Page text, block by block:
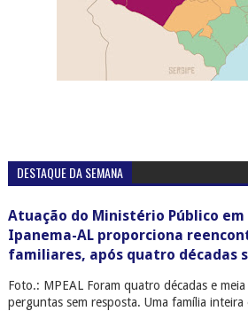
DESTAQUE DA SEMANA
Atuação do Ministério Público em
Ipanema-AL proporciona
familiares, após quatro décadas
Foto.: MPEAL Foram quatro décadas e
perguntas sem resposta. Uma família